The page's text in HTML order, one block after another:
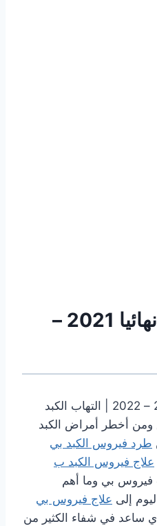
علاج فيروس بي نهائيا 2021 –
علاج فيروس بي نهائيا 2021 – 2022 | التهاب الكبد
ومن أخطر أمراض الكبد
طرد فيروس الكبد بي
علاج فيروس الكبد ب
فيروس بي وما أهم
إلى علاج فيروس بي
ساعد في شفاء الكثير من